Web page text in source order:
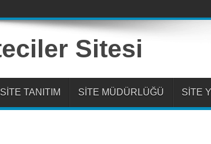
SİTE TANITIM SİTE MÜDÜRLÜĞÜ SİTE